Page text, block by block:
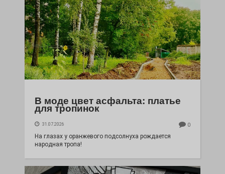
В моде цвет асфальта: платье
для тропинок
31.07.2026 0
На глазах у оранжевого подсолнуха рождается
народная тропа!